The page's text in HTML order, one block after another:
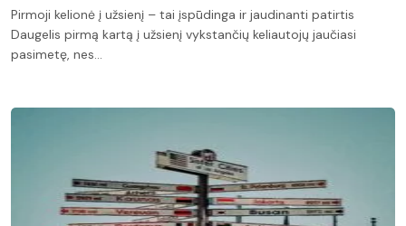
Pirmoji kelionė į užsienį – tai įspūdinga ir jaudinanti patirtis
Daugelis pirmą kartą į užsienį vykstančių keliautojų jaučiasi
pasimetę, nes…